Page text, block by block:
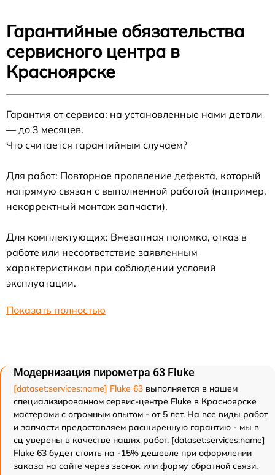
Гарантийные обязательства
сервисного центра в
Красноярске
Гарантия от сервиса: на установленные нами детали
— до 3 месяцев.
Что считается гарантийным случаем?
Для работ: Повторное проявление дефекта, который
напрямую связан с выполненной работой (например,
некорректный монтаж запчасти).
Для комплектующих: Внезапная поломка, отказ в
работе или несоответствие заявленным
характеристикам при соблюдении условий
эксплуатации.
Показать полностью
Модернизация пирометра 63 Fluke
[dataset:services:name] Fluke 63 выполняется в нашем
специализированном сервис-центре Fluke в Красноярске
мастерами с огромным опытом - от 5 лет. На все виды работ
и запчасти предоставляем расширенную гарантию - мы в
сц уверены в качестве наших работ. [dataset:services:name]
Fluke 63 будет стоить на -15% дешевле при оформлении
заказа на сайте через звонок или форму обратной связи.